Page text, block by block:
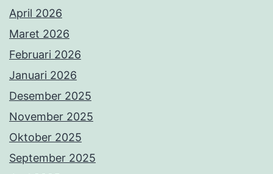
April 2026
Maret 2026
Februari 2026
Januari 2026
Desember 2025
November 2025
Oktober 2025
September 2025